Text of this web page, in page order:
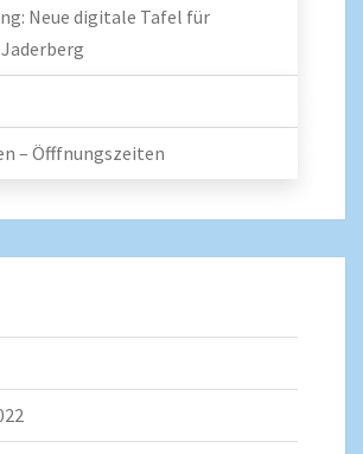
Neue digitale Tafel für
– Öfffnungszeiten